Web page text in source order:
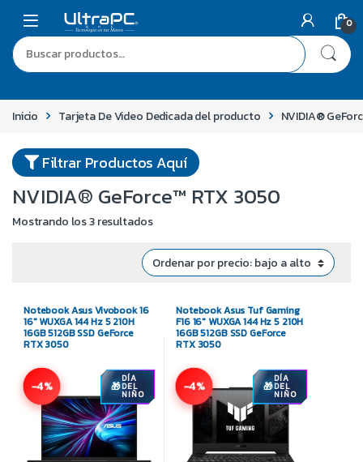
0
Inicio Tarjeta De Video Dedicada del producto NVIDIA®
Filtrar Productos Aquí
NVIDIA® GeForce™ RTX 3050
Mostrando los 3 resultados
Notebook Asus Vivobook 16
16″ WUXGA 144 Hz 5 210H
16GB 512GB SSD GeForce
RTX 3050
-4% DÍA
DEL
NIÑO
Notebook Asus Tuf Gaming
F16 16″ WUXGA 144 Hz 5 210H
16GB 512GB SSD GeForce
RTX 3050
-4% DÍA
DEL
NIÑO